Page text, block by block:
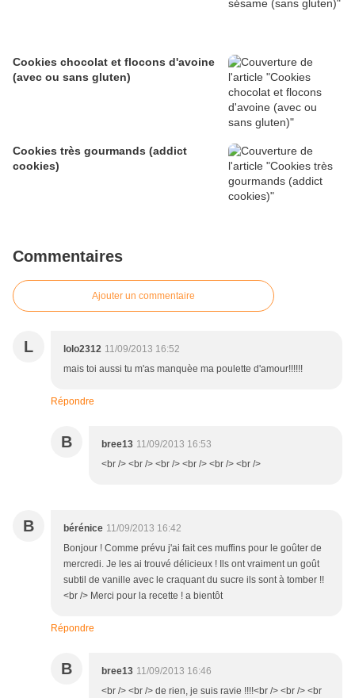
Cookies chocolat et flocons d'avoine
(avec ou sans gluten)
Cookies très gourmands (addict
cookies)
Commentaires
Ajouter un commentaire
L lolo2312 11/09/2013 16:52
mais toi aussi tu m'as manquèe ma poulette d'amour!!!!!!
Répondre
B bree13 11/09/2013 16:53
<br /> <br /> <br /> <br /> <br /> <br />
B bérénice 11/09/2013 16:42
Bonjour ! Comme prévu j'ai fait ces muffins pour le goûter de
mercredi. Je les ai trouvé délicieux ! Ils ont vraiment un goût
subtil de vanille avec le craquant du sucre ils sont à tomber !!
<br /> Merci pour la recette ! a bientôt
Répondre
B bree13 11/09/2013 16:46
<br /> <br /> de rien, je suis ravie !!!!<br /> <br /> <br